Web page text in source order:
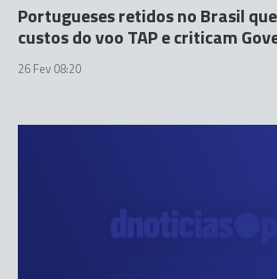
Portugueses retidos no Brasil
custos do voo TAP e criticam
26 Fev 08:20